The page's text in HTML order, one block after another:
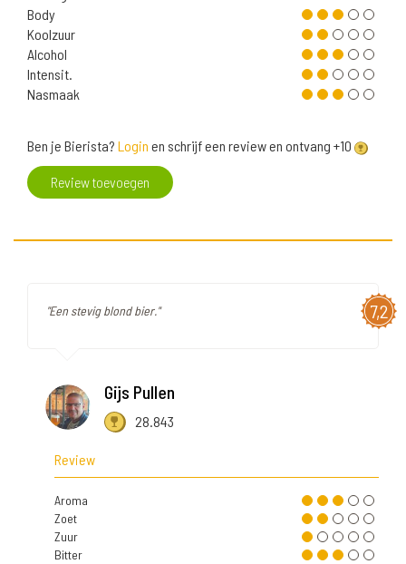
Body
Koolzuur
Alcohol
Intensit.
Nasmaak
Ben je Bierista? Login en schrijf een review en ontvang +10
Review toevoegen
7,2
"Een stevig blond bier."
Gijs Pullen
28.843
Review
Aroma
Zoet
Zuur
Bitter